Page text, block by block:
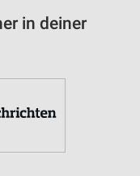
in deiner